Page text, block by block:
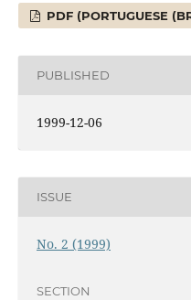
PDF (PORTUGUESE
PUBLISHED
1999-12-06
ISSUE
No. 2 (1999)
SECTION